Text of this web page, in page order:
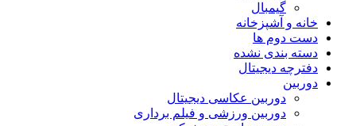
گیمبال
خانه و آشپزخانه
دست دوم ها
دسته بندی نشده
دفترچه دیجیتال
دوربین
دوربین عکاسی دیجیتال
دوربین‌ ورزشی و فیلم برداری